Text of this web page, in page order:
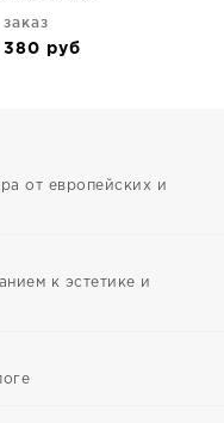
380 руб
от европейских и
к эстетике и